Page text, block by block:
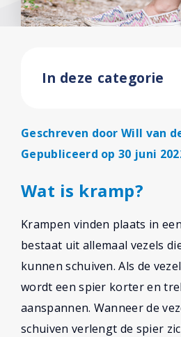
In deze categorie
Geschreven doorWill van
Gepubliceerd op 30 juni
Wat is kramp?
Krampen vinden plaats in
bestaat uit allemaal vezels
kunnen schuiven. Als de
wordt een spier korter en
aanspannen. Wanneer de
schuiven verlengt de spier